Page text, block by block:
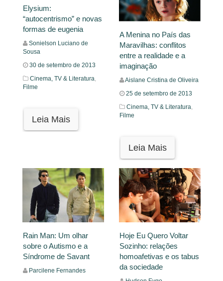
Elysium:
“autocentrismo” e novas
formas de eugenia
Sonielson Luciano de
Sousa
30 de setembro de 2013
Cinema, TV & Literatura,
Filme
Leia Mais
A Menina no País das
Maravilhas: conflitos
entre a realidade e a
imaginação
Aislane Cristina de Oliveira
25 de setembro de 2013
Cinema, TV & Literatura,
Filme
Leia Mais
Rain Man: Um olhar
sobre o Autismo e a
Síndrome de Savant
Parcilene Fernandes
Hoje Eu Quero Voltar
Sozinho: relações
homoafetivas e os tabus
da sociedade